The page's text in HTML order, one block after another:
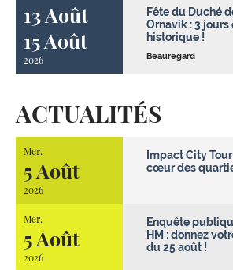
13 Août
15 Août
2026
Fête du Duché
Ornavik : 3
historique !
Beauregard
ACTUALITÉS
Mer.
5 Août
2026
Impact City
cœur des
Mer.
5 Août
2026
Enquête
HM : donnez
du 25 août !